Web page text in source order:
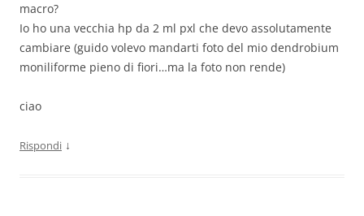
macro?
Io ho una vecchia hp da 2 ml pxl che devo assolutamente
cambiare (guido volevo mandarti foto del mio dendrobium
moniliforme pieno di fiori…ma la foto non rende)
ciao
Rispondi ↓